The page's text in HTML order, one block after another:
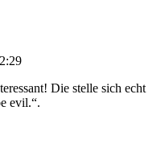
Die stelle sich echt
evil.“.